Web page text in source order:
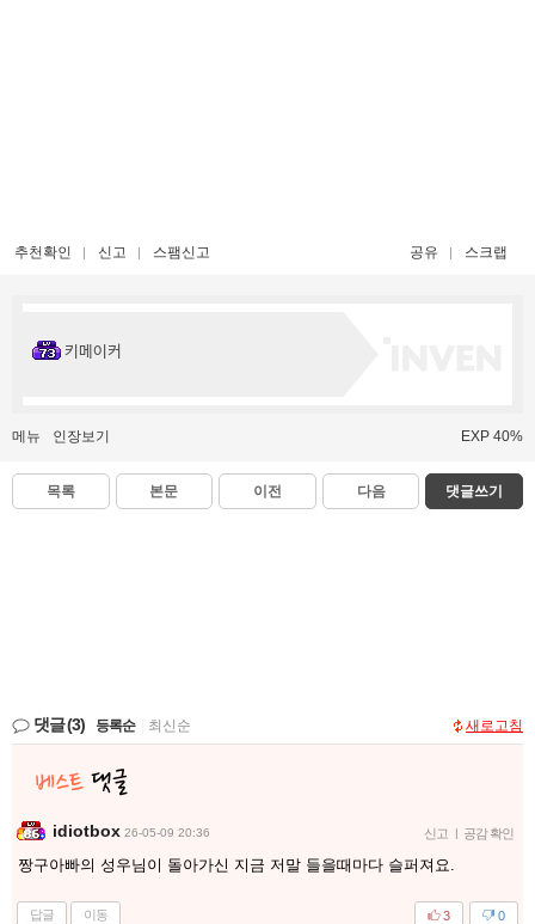
추천확인 신고 스팸신고 공유 스크랩
키메이커
메뉴 인장보기 EXP 40%
목록 본문 이전 다음 댓글쓰기
댓글(3) 등록순 최신순 새로고침
idiotbox 26-05-09 20:36 신고 | 공감 확인
짱구아빠의 성우님이 돌아가신 지금 저말 들을때마다 슬퍼져요.
답글 이동 0
3